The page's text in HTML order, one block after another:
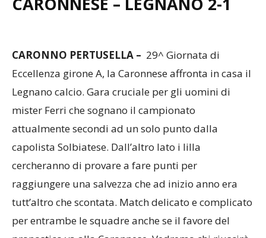
Eccellenza girone A, la Caronnese affronta in casa il
Legnano calcio. Gara cruciale per gli uomini di
mister Ferri che sognano il campionato
attualmente secondi ad un solo punto dalla
capolista Solbiatese. Dall’altro lato i lilla
cercheranno di provare a fare punti per
raggiungere una salvezza che ad inizio anno era
tutt’altro che scontata. Match delicato e complicato
per entrambe le squadre anche se il favore del
pronostico va alla Caronnese. Vedremo chi riuscirà